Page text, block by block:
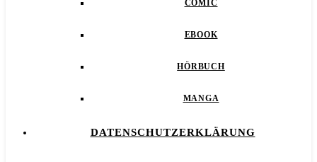
COMIC
EBOOK
HÖRBUCH
MANGA
DATENSCHUTZERKLÄRUNG